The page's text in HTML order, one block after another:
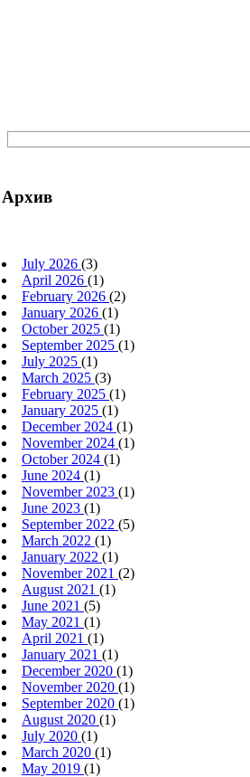
Архив
July 2026 (3)
April 2026 (1)
February 2026 (2)
January 2026 (1)
October 2025 (1)
September 2025 (1)
July 2025 (1)
March 2025 (3)
February 2025 (1)
January 2025 (1)
December 2024 (1)
November 2024 (1)
October 2024 (1)
June 2024 (1)
November 2023 (1)
June 2023 (1)
September 2022 (5)
March 2022 (1)
January 2022 (1)
November 2021 (2)
August 2021 (1)
June 2021 (5)
May 2021 (1)
April 2021 (1)
January 2021 (1)
December 2020 (1)
November 2020 (1)
September 2020 (1)
August 2020 (1)
July 2020 (1)
March 2020 (1)
May 2019 (1)